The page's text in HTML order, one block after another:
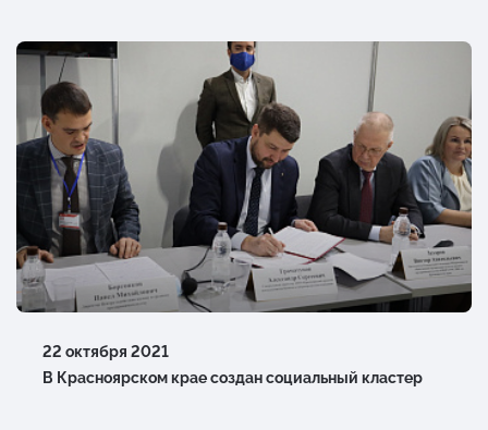
22 октября 2021
В Красноярском крае создан социальный кластер